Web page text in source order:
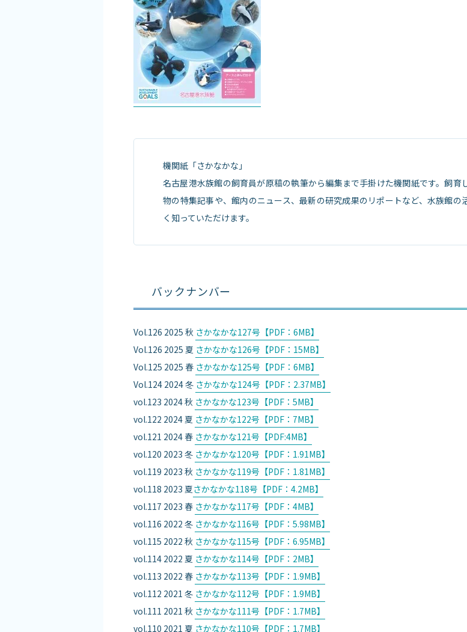
機関紙「さかなかな」
名古屋港水族館の飼育員が原稿の執筆から編集まで手掛けた機関紙です。飼育
物の特集記事や、館内のニュース、最新の研究成果のリポートなど、水族館の
く知っていただけます。
バックナンバー
Vol.126 2025 秋 さかなかな127号【PDF：6MB】
Vol.126 2025 夏 さかなかな126号【PDF：15MB】
Vol.125 2025 春 さかなかな125号【PDF：6MB】
Vol.124 2024 冬 さかなかな124号【PDF：2.37MB】
vol.123 2024 秋 さかなかな123号【PDF：5MB】
vol.122 2024 夏 さかなかな122号【PDF：7MB】
vol.121 2024 春 さかなかな121号【PDF:4MB】
vol.120 2023 冬 さかなかな120号【PDF：1.91MB】
vol.119 2023 秋 さかなかな119号【PDF：1.81MB】
vol.118 2023 夏さかなかな118号【PDF：4.2MB】
vol.117 2023 春 さかなかな117号【PDF：4MB】
vol.116 2022 冬 さかなかな116号【PDF：5.98MB】
vol.115 2022 秋 さかなかな115号【PDF：6.95MB】
vol.114 2022 夏 さかなかな114号【PDF：2MB】
vol.113 2022 春 さかなかな113号【PDF：1.9MB】
vol.112 2021 冬 さかなかな112号【PDF：1.9MB】
vol.111 2021 秋 さかなかな111号【PDF：1.7MB】
vol.110 2021 夏 さかなかな110号【PDF：1.7MB】